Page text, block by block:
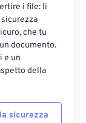
i file: li
che tu
documento.
e un
della
sicurezza